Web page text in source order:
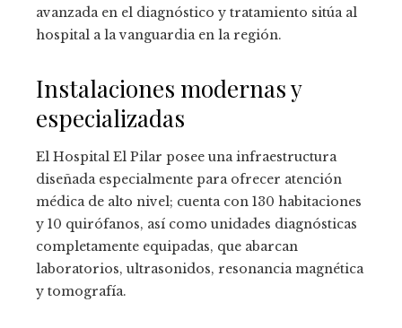
avanzada en el diagnóstico y tratamiento sitúa al
hospital a la vanguardia en la región.
Instalaciones modernas y
especializadas
El Hospital El Pilar posee una infraestructura
diseñada especialmente para ofrecer atención
médica de alto nivel; cuenta con 130 habitaciones
y 10 quirófanos, así como unidades diagnósticas
completamente equipadas, que abarcan
laboratorios, ultrasonidos, resonancia magnética
y tomografía.